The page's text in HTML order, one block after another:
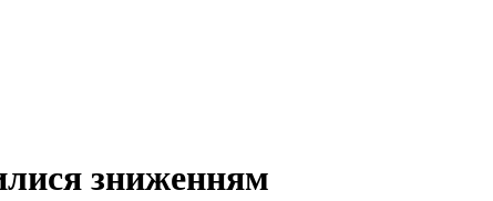
зниженням